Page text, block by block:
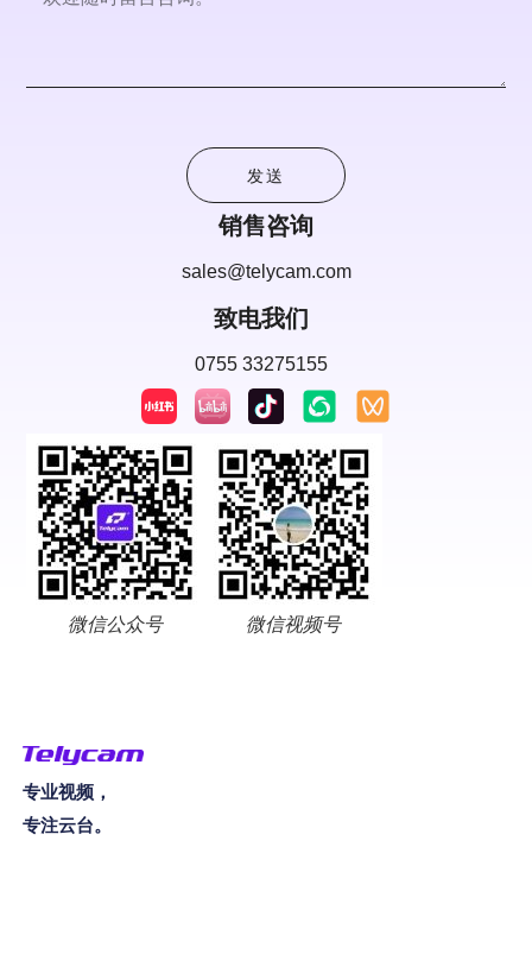
销售咨询
sales@telycam.com
致电我们
0755 33275155
微信公众号 微信视频号
发送
专业视频，
专注云台。